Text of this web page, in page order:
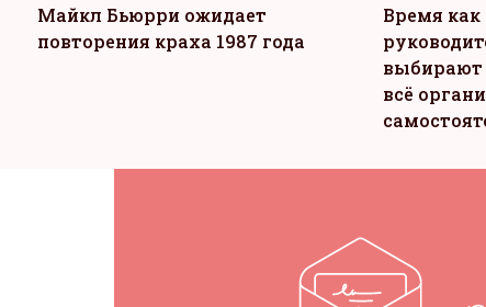
Майкл Бьюрри ожидает
повторения краха 1987 года
Время как
выбирают
всё